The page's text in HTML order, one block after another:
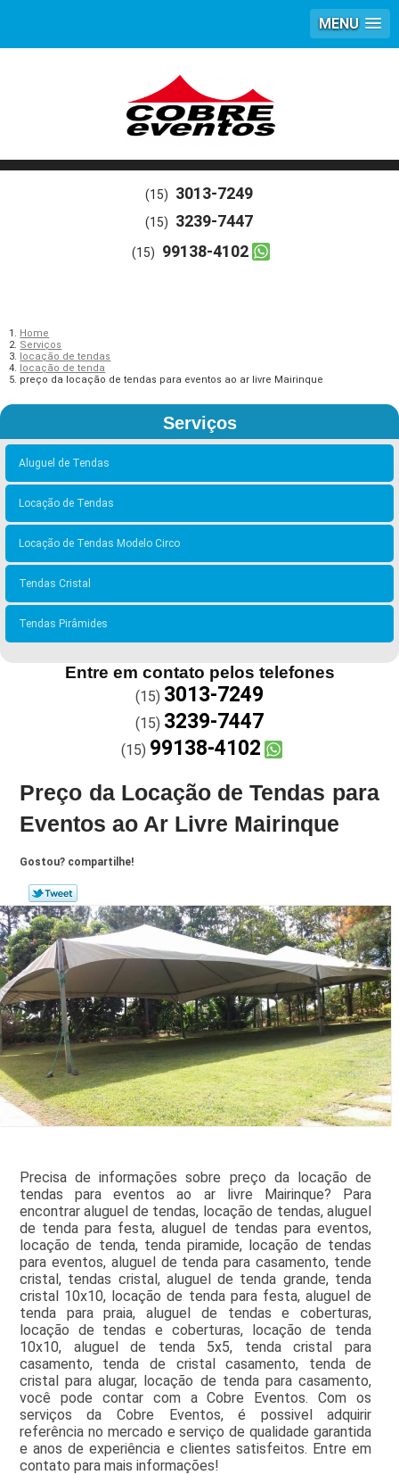
MENU
(15) 3013-7249
(15) 3239-7447
(15) 99138-4102
Home
Serviços
locação de tendas
locação de tenda
preço da locação de tendas para eventos ao ar livre Mairinque
Serviços
Aluguel de Tendas
Locação de Tendas
Locação de Tendas Modelo Circo
Tendas Cristal
Tendas Pirâmides
Entre em contato pelos telefones
(15) 3013-7249
(15) 3239-7447
(15) 99138-4102
Preço da Locação de Tendas para
Eventos ao Ar Livre Mairinque
Gostou? compartilhe!
Precisa de informações sobre preço da locação de
tendas para eventos ao ar livre Mairinque? Para
encontrar aluguel de tendas, locação de tendas, aluguel
de tenda para festa, aluguel de tendas para eventos,
locação de tenda, tenda piramide, locação de tendas
para eventos, aluguel de tenda para casamento, tende
cristal, tendas cristal, aluguel de tenda grande, tenda
cristal 10x10, locação de tenda para festa, aluguel de
tenda para praia, aluguel de tendas e coberturas,
locação de tendas e coberturas, locação de tenda
10x10, aluguel de tenda 5x5, tenda cristal para
casamento, tenda de cristal casamento, tenda de
cristal para alugar, locação de tenda para casamento,
você pode contar com a Cobre Eventos. Com os
serviços da Cobre Eventos, é possivel adquirir
referência no mercado e serviço de qualidade garantida
e anos de experiência e clientes satisfeitos. Entre em
contato para mais informações!